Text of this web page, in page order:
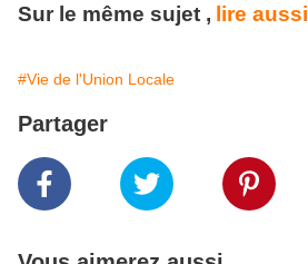
Sur le même sujet , lire aussi
#Vie de l'Union Locale
Partager